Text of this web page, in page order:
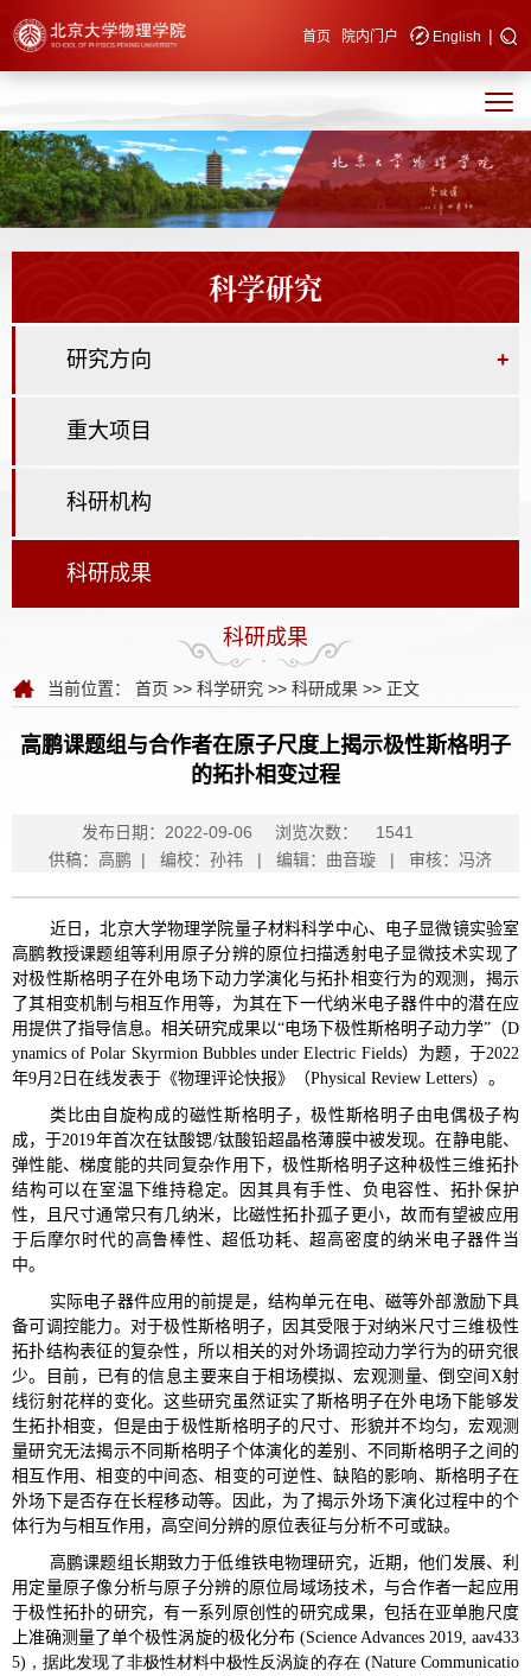
快速导航 首页 院内门户 English |
科学研究
研究方向 +
重大项目
科研机构
科研成果
科研成果
当前位置： 首页 >> 科学研究 >> 科研成果 >> 正文
高鹏课题组与合作者在原子尺度上揭示极性斯格明子
的拓扑相变过程
发布日期：2022-09-06 浏览次数：
1541
供稿：高鹏 | 编校：孙祎 | 编辑：曲音璇 | 审核：冯济
近日，北京大学物理学院量子材料科学中心、电子显微镜实验室
高鹏教授课题组等利用原子分辨的原位扫描透射电子显微技术实现了
对极性斯格明子在外电场下动力学演化与拓扑相变行为的观测，揭示
了其相变机制与相互作用等，为其在下一代纳米电子器件中的潜在应
用提供了指导信息。相关研究成果以“电场下极性斯格明子动力学”（D
ynamics of Polar Skyrmion Bubbles under Electric Fields）为题，于2022
年9月2日在线发表于《物理评论快报》（Physical Review Letters）。
类比由自旋构成的磁性斯格明子，极性斯格明子由电偶极子构
成，于2019年首次在钛酸锶/钛酸铅超晶格薄膜中被发现。在静电能、
弹性能、梯度能的共同复杂作用下，极性斯格明子这种极性三维拓扑
结构可以在室温下维持稳定。因其具有手性、负电容性、拓扑保护
性，且尺寸通常只有几纳米，比磁性拓扑孤子更小，故而有望被应用
于后摩尔时代的高鲁棒性、超低功耗、超高密度的纳米电子器件当
中。
实际电子器件应用的前提是，结构单元在电、磁等外部激励下具
备可调控能力。对于极性斯格明子，因其受限于对纳米尺寸三维极性
拓扑结构表征的复杂性，所以相关的对外场调控动力学行为的研究很
少。目前，已有的信息主要来自于相场模拟、宏观测量、倒空间X射
线衍射花样的变化。这些研究虽然证实了斯格明子在外电场下能够发
生拓扑相变，但是由于极性斯格明子的尺寸、形貌并不均匀，宏观测
量研究无法揭示不同斯格明子个体演化的差别、不同斯格明子之间的
相互作用、相变的中间态、相变的可逆性、缺陷的影响、斯格明子在
外场下是否存在长程移动等。因此，为了揭示外场下演化过程中的个
体行为与相互作用，高空间分辨的原位表征与分析不可或缺。
高鹏课题组长期致力于低维铁电物理研究，近期，他们发展、利
用定量原子像分析与原子分辨的原位局域场技术，与合作者一起应用
于极性拓扑的研究，有一系列原创性的研究成果，包括在亚单胞尺度
上准确测量了单个极性涡旋的极化分布 (Science Advances 2019, aav433
5)，据此发现了非极性材料中极性反涡旋的存在 (Nature Communicatio